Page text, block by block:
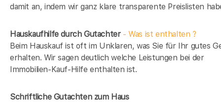
damit an, indem wir ganz klare transparente Preislisten
Hauskaufhilfe durch Gutachter- Was ist enthalten ?
Beim Hauskauf ist oft im Unklaren, was Sie für Ihr gutes
erhalten. Wir sagen deutlich welche Leistungen bei der
Immobilien-Kauf-Hilfe enthalten ist.
Schriftliche Gutachten zum Haus